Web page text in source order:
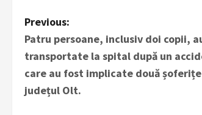
P
o
s
t
Previous:
Patru persoane, inclusiv doi copii,
transportate la spital după un
care au fost implicate două
județul Olt.